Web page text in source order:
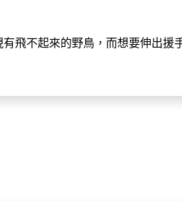
飛不起來的野鳥，而想要伸出